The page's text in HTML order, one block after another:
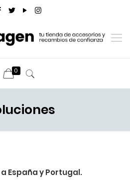
0
España y Portugal.